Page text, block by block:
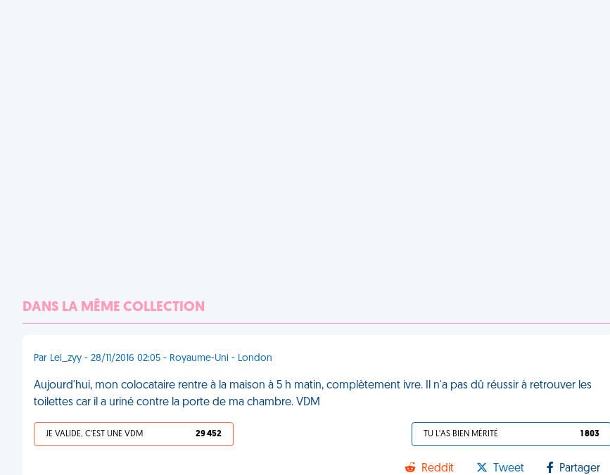
DANS LA MÊME COLLECTION
Par Lei_zyy - 28/11/2016 02:05 - Royaume-Uni - London
Aujourd'hui, mon colocataire rentre à la maison à 5 h matin, complètement ivre. Il n'a pas dû réussir à retrouver les
toilettes car il a uriné contre la porte de ma chambre. VDM
JE VALIDE, C'EST UNE VDM 29 452 TU L'AS BIEN MÉRITÉ 1 803
Reddit Tweet Partager